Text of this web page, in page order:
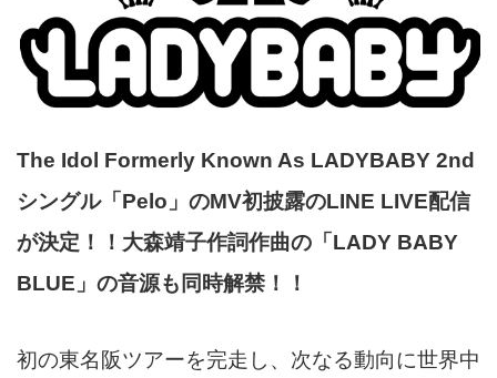
The Idol Formerly Known As LADYBABY 2nd
シングル「Pelo」のMV初披露のLINE LIVE配信
が決定！！ 大森靖子作詞作曲の「LADY BABY
BLUE」の音源も同時解禁！！
初の東名阪ツアーを完走し、次なる動向に世界中